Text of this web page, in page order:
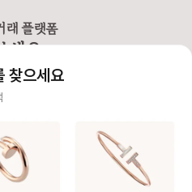
택할 수 없고 총 길이 19cm
일해요. 손목이 얇은 분
시 오닉스 5모티브 팔찌를
버 안쪽에 잠금 고리를 걸어 참
출하는 방법 · 클로버가 찰랑
력적이고 길이 수선이 필요
이 수선하기 ·
티브를 기준으로 양
크기가 작아 2·3cm
호되는 편이에요! 특히 빈티지는 4
cm, 스위트는 2cm
고리를 활용해 순정
래 플랫폼
세요.
감정사가 컨디션 및 정품 여부를 철저하고 꼼꼼하
찾으세요